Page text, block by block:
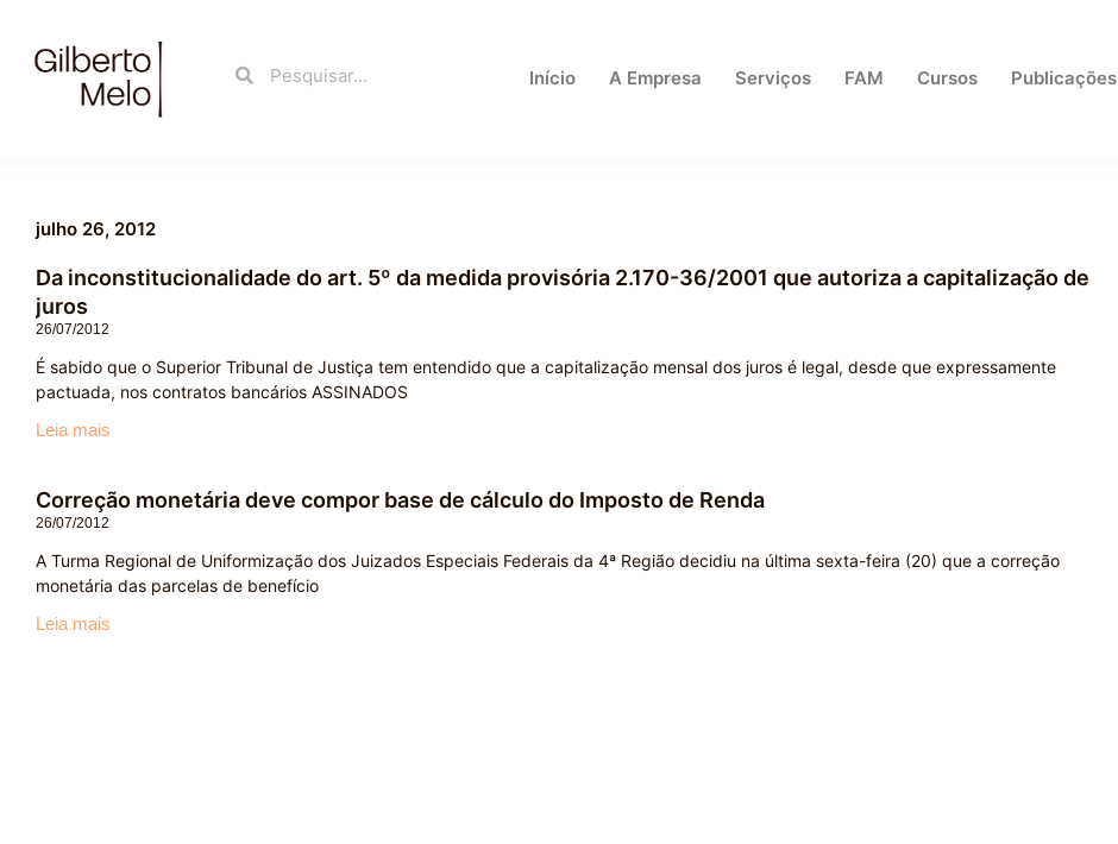
SearchSearch
Início A Empresa Serviços FAM Cursos Publicações
julho 26, 2012
Da inconstitucionalidade do art. 5º da medida provisória 2.170-36/2001 que autoriza a capitalização de
juros
26/07/2012
É sabido que o Superior Tribunal de Justiça tem entendido que a capitalização mensal dos juros é legal, desde que expressamente
pactuada, nos contratos bancários ASSINADOS
Leia mais
Correção monetária deve compor base de cálculo do Imposto de Renda
26/07/2012
A Turma Regional de Uniformização dos Juizados Especiais Federais da 4ª Região decidiu na última sexta-feira (20) que a correção
monetária das parcelas de benefício
Leia mais